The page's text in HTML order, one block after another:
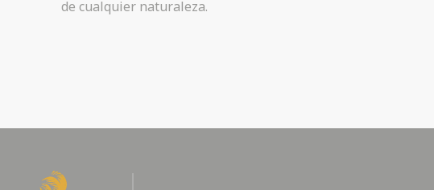
de cualquier naturaleza.